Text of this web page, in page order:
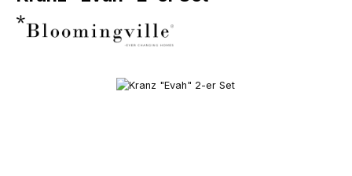
Bildergalerie überspringen